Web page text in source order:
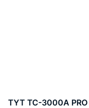
TYT TC-3000A PRO